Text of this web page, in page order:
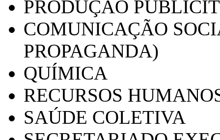
PRODUÇÃO
COMUNICAÇÃO
PROPAGANDA)
QUÍMICA
RECURSOS
SAÚDE COLETIVA